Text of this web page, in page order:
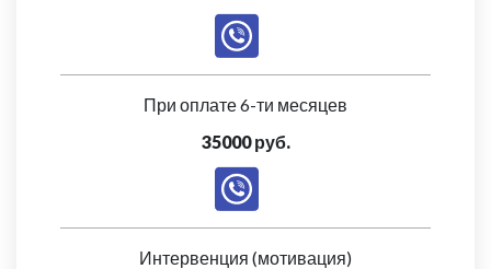
При оплате 6-ти месяцев
35000 руб.
Интервенция (мотивация)